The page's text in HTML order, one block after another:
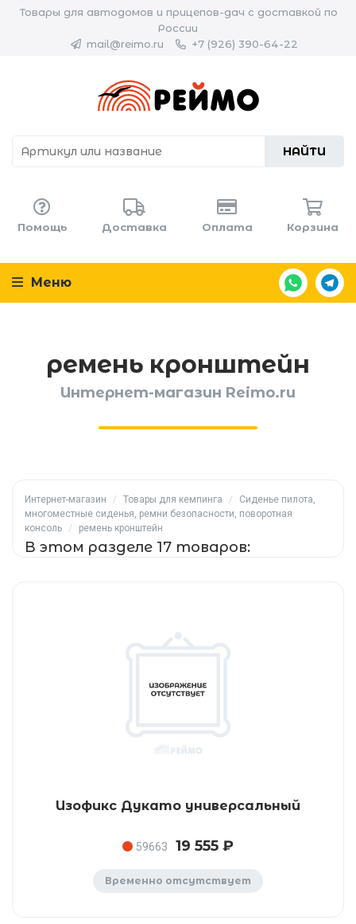
Товары для автодомов и прицепов-дач с доставкой по
России
mail@reimo.ru
+7 (926) 390-64-22
НАЙТИ
Помощь Доставка Оплата Корзина
Меню
ремень кронштейн
Интернет-магазин Reimo.ru
Интернет-магазин / Товары для кемпинга /
Сиденье пилота,
многоместные сиденья, ремни безопасности, поворотная
консоль
/ ремень кронштейн
В этом разделе 17 товаров:
Изофикс Дукато универсальный
59663 19 555 ₽
Временно отсутствует